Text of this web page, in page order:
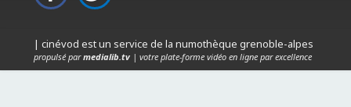
| cinévod est un service de la numothèque grenoble-alpes
propulsé parmedialib.tv| votre plate-forme vidéo en ligne par excellence